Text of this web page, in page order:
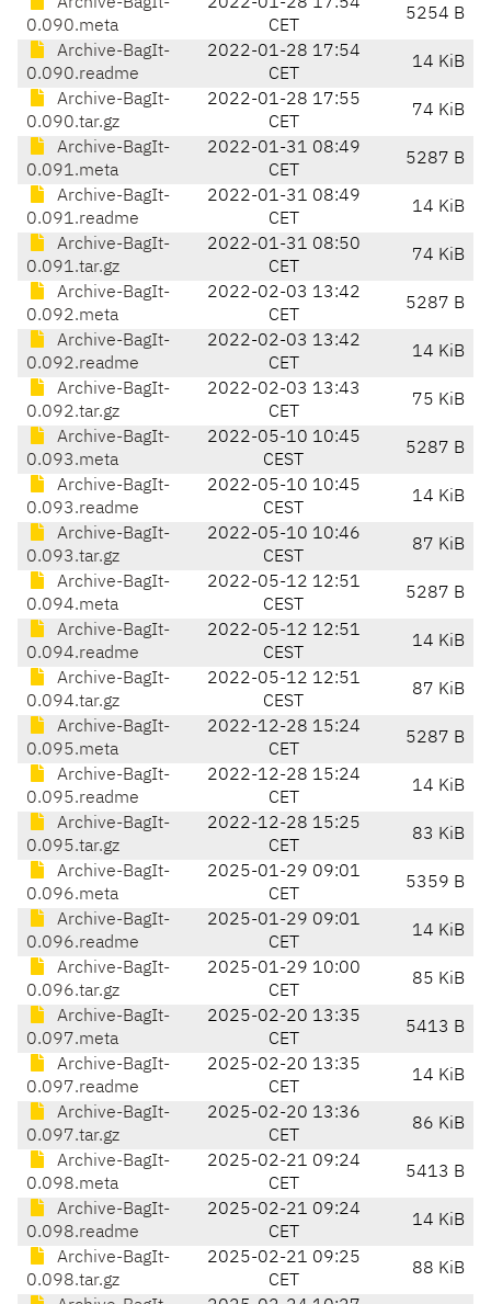
0.090.meta
CET
5254 B
Archive-BagIt-
0.090.readme
2022-01-28 17:54
CET
14 KiB
Archive-BagIt-
0.090.tar.gz
2022-01-28 17:55
CET
74 KiB
Archive-BagIt-
0.091.meta
2022-01-31 08:49
CET
5287 B
Archive-BagIt-
0.091.readme
2022-01-31 08:49
CET
14 KiB
Archive-BagIt-
0.091.tar.gz
2022-01-31 08:50
CET
74 KiB
Archive-BagIt-
0.092.meta
2022-02-03 13:42
CET
5287 B
Archive-BagIt-
0.092.readme
2022-02-03 13:42
CET
14 KiB
Archive-BagIt-
0.092.tar.gz
2022-02-03 13:43
CET
75 KiB
Archive-BagIt-
0.093.meta
2022-05-10 10:45
CEST
5287 B
Archive-BagIt-
0.093.readme
2022-05-10 10:45
CEST
14 KiB
Archive-BagIt-
0.093.tar.gz
2022-05-10 10:46
CEST
87 KiB
Archive-BagIt-
0.094.meta
2022-05-12 12:51
CEST
5287 B
Archive-BagIt-
0.094.readme
2022-05-12 12:51
CEST
14 KiB
Archive-BagIt-
0.094.tar.gz
2022-05-12 12:51
CEST
87 KiB
Archive-BagIt-
0.095.meta
2022-12-28 15:24
CET
5287 B
Archive-BagIt-
0.095.readme
2022-12-28 15:24
CET
14 KiB
Archive-BagIt-
0.095.tar.gz
2022-12-28 15:25
CET
83 KiB
Archive-BagIt-
0.096.meta
2025-01-29 09:01
CET
5359 B
Archive-BagIt-
0.096.readme
2025-01-29 09:01
CET
14 KiB
Archive-BagIt-
0.096.tar.gz
2025-01-29 10:00
CET
85 KiB
Archive-BagIt-
0.097.meta
2025-02-20 13:35
CET
5413 B
Archive-BagIt-
0.097.readme
2025-02-20 13:35
CET
14 KiB
Archive-BagIt-
0.097.tar.gz
2025-02-20 13:36
CET
86 KiB
Archive-BagIt-
0.098.meta
2025-02-21 09:24
CET
5413 B
Archive-BagIt-
0.098.readme
2025-02-21 09:24
CET
14 KiB
Archive-BagIt-
0.098.tar.gz
2025-02-21 09:25
CET
88 KiB